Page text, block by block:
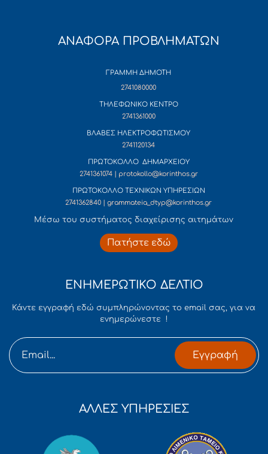
ΑΝΑΦΟΡΑ ΠΡΟΒΛΗΜΑΤΩΝ
ΓΡΑΜΜΗ ΔΗΜΟΤΗ
2741080000
ΤΗΛΕΦΩΝΙΚΟ ΚΕΝΤΡΟ
2741361000
ΒΛΑΒΕΣ ΗΛΕΚΤΡΟΦΩΤΙΣΜΟΥ
2741120134
ΠΡΩΤΟΚΟΛΛΟ ΔΗΜΑΡΧΕΙΟΥ
2741361074 | protokollo@korinthos.gr
ΠΡΩΤΟΚΟΛΛΟ ΤΕΧΝΙΚΩΝ ΥΠΗΡΕΣΙΩΝ
2741362840 | grammateia_dtyp@korinthos.gr
Mέσω του συστήματος διαχείρισης αιτημάτων
Πατήστε εδώ
ΕΝΗΜΕΡΩΤΙΚΟ ΔΕΛΤΙΟ
Κάντε εγγραφή εδώ συμπληρώνοντας το email σας, για να
ενημερώνεστε !
Εγγραφή
ΑΛΛΕΣ ΥΠΗΡΕΣΙΕΣ